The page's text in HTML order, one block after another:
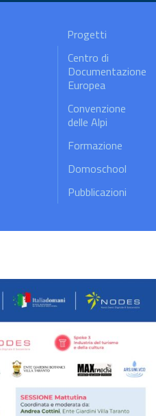
Progetti
Centro di
Documentazione
Europea
Convenzione
delle Alpi
Formazione
Domoschool
Pubblicazioni